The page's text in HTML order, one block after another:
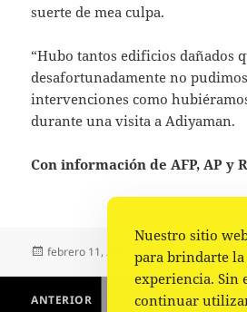
suerte de mea culpa.
“Hubo tantos edificios dañados
desafortunadamente no
intervenciones como
durante una visita a Adiyaman.
Con información de AFP, AP y
Publicado
febrero 11, 2023 Autor
Fuente
ANTERIOR
Nuestro sitio
para brindarte
experiencia. Sin
continuar